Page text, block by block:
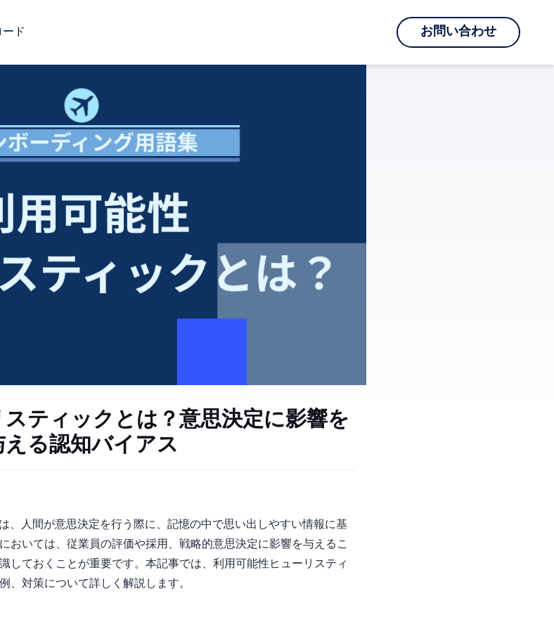
ド お問い合わせ
ティックとは？意思決定に影響を
える認知バイアス
）とは、人間が意思決定を行う際に、記憶の中で思い出しやすい情報に基
おいては、従業員の評価や採用、戦略的意思決定に影響を与えるこ
しておくことが重要です。本記事では、利用可能性ヒューリスティ
、対策について詳しく解説します。